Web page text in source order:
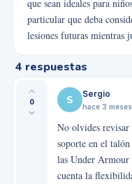
que sean ideales para
particular que deba
lesiones futuras mientras
4 respuestas
0 S Sergio
hace 3 meses
No olvides
soporte en el
las Under Armour
cuenta la